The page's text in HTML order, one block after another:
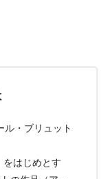
ル・ブリュット
をはじめとす